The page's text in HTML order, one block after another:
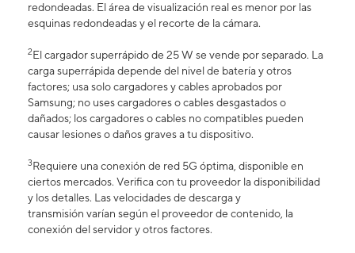
redondeadas. El área de visualización real es menor por las
esquinas redondeadas y el recorte de la cámara.
2El cargador superrápido de 25 W se vende por separado. La
carga superrápida depende del nivel de batería y otros
factores; usa solo cargadores y cables aprobados por
Samsung; no uses cargadores o cables desgastados o
dañados; los cargadores o cables no compatibles pueden
causar lesiones o daños graves a tu dispositivo.
3Requiere una conexión de red 5G óptima, disponible en
ciertos mercados. Verifica con tu proveedor la disponibilidad
y los detalles. Las velocidades de descarga y
transmisión varían según el proveedor de contenido, la
conexión del servidor y otros factores.